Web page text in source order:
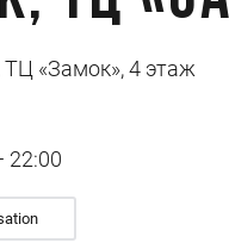
ТЦ «Замок», 4 этаж
22:00